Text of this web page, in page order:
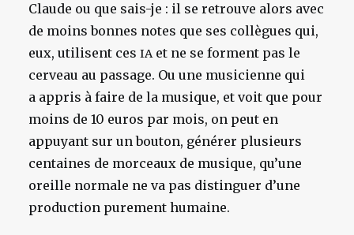
Claude ou que sais-je : il se retrouve alors avec
de moins bonnes notes que ses collègues qui,
eux, utilisent ces IAet ne se forment pas le
cerveau au passage. Ou une musicienne qui
a appris à faire de la musique, et voit que pour
moins de 10 euros par mois, on peut en
appuyant sur un bouton, générer plusieurs
centaines de morceaux de musique, qu’une
oreille normale ne va pas distinguer d’une
production purement humaine.